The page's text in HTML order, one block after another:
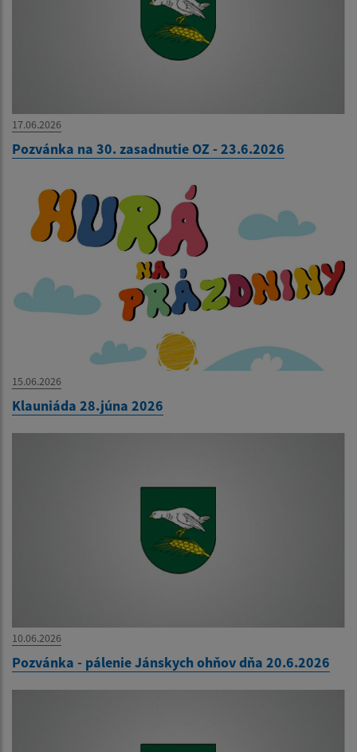
17.06.2026
Pozvánka na 30. zasadnutie OZ - 23.6.2026
15.06.2026
Klauniáda 28.júna 2026
10.06.2026
Pozvánka - pálenie Jánskych ohňov dňa 20.6.2026